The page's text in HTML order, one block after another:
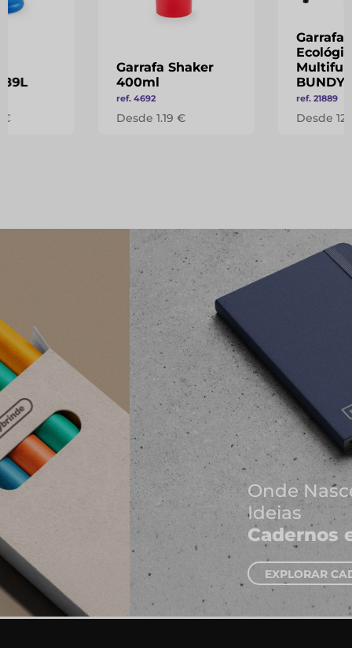
€
Garrafa Shaker
400ml
ref. 4692
Desde 1.19 €
Garrafa
BUNDY
ref. 21889
Desde
Onde Nascem As Melhores
Ideias
Cadernos e Blocos de Notas
EXPLORAR CADERNOS